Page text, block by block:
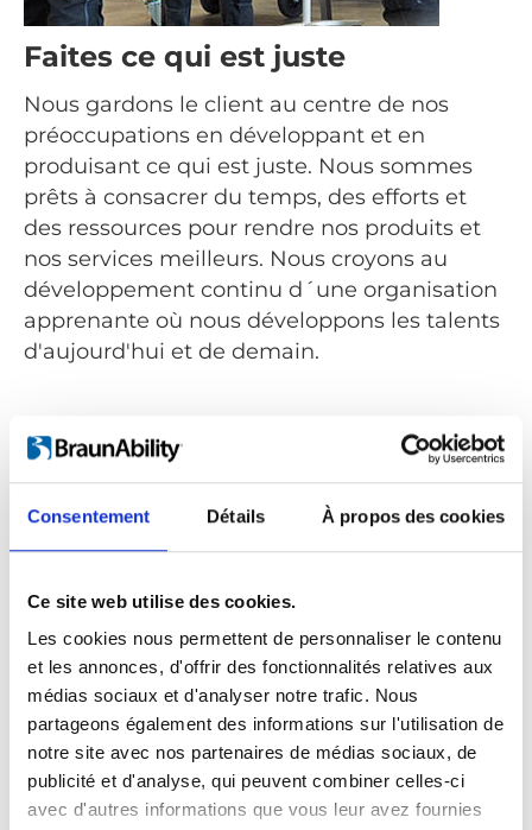
Consentement Détails À propos des cookies
Ce site web utilise des cookies.
Les cookies nous permettent de personnaliser le contenu
et les annonces, d'offrir des fonctionnalités relatives aux
médias sociaux et d'analyser notre trafic. Nous
partageons également des informations sur l'utilisation de
notre site avec nos partenaires de médias sociaux, de
publicité et d'analyse, qui peuvent combiner celles-ci
avec d'autres informations que vous leur avez fournies
Faites ce qui est juste
Nous gardons le client au centre de nos
préoccupations en développant et en
produisant ce qui est juste. Nous sommes
prêts à consacrer du temps, des efforts et
des ressources pour rendre nos produits et
nos services meilleurs. Nous croyons au
développement continu d´une organisation
apprenante où nous développons les talents
d'aujourd'hui et de demain.